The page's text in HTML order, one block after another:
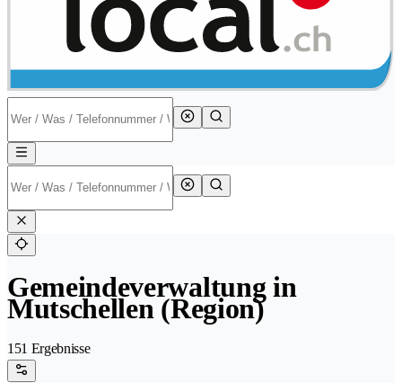
Gemeindeverwaltung in
Mutschellen (Region)
151 Ergebnisse